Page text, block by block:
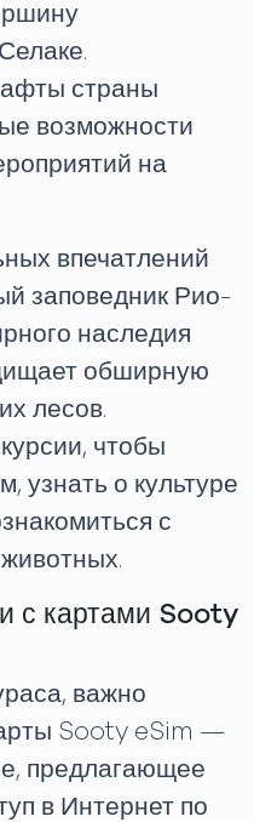
страны
возможности
на
впечатлений
заповедник Рио-
наследия
обширную
лесов.
чтобы
узнать о культуре
с
с картами Sooty
важно
Sooty eSim —
предлагающее
в Интернет по